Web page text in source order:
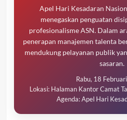
Apel Hari Kesadaran
menegaskan penguatan
profesionalisme ASN. Dalam
penerapan manajemen talenta
mendukung pelayanan publik
sasaran.
Rabu, 18
Lokasi: Halaman Kantor Camat
Agenda: Apel Hari